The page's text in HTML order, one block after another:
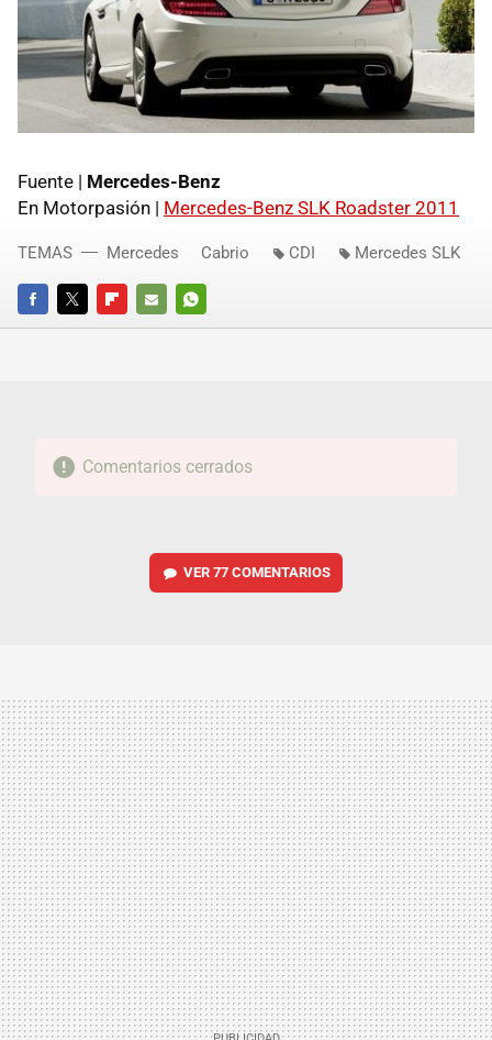
Fuente | Mercedes-Benz
En Motorpasión | Mercedes-Benz SLK Roadster 2011
FACEBOOKTWITTERFLIPBOARD
E-
WHATSAPP
TEMAS Mercedes Cabrio CDI Mercedes SLK
Comentarios cerrados
VER 77 COMENTARIOS